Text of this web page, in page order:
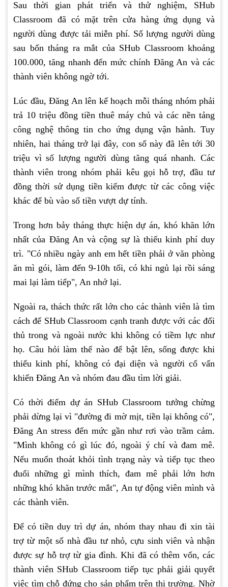
Sau thời gian phát triển và thử nghiệm, SHub
Classroom đã có mặt trên cửa hàng ứng dụng và
người dùng được tải miễn phí. Số lượng người dùng
sau bốn tháng ra mắt của SHub Classroom khoảng
100.000, tăng nhanh đến mức chính Đăng An và các
thành viên không ngờ tới.
Lúc đầu, Đăng An lên kế hoạch mỗi tháng nhóm phải
trả 10 triệu đồng tiền thuê máy chủ và các nền tảng
công nghệ thông tin cho ứng dụng vận hành. Tuy
nhiên, hai tháng trở lại đây, con số này đã lên tới 30
triệu vì số lượng người dùng tăng quá nhanh. Các
thành viên trong nhóm phải kêu gọi hỗ trợ, đầu tư
đồng thời sử dụng tiền kiếm được từ các công việc
khác để bù vào số tiền vượt dự tính.
Trong hơn bảy tháng thực hiện dự án, khó khăn lớn
nhất của Đăng An và cộng sự là thiếu kinh phí duy
trì. "Có nhiều ngày anh em hết tiền phải ở văn phòng
ăn mì gói, làm đến 9-10h tối, có khi ngủ lại rồi sáng
mai lại làm tiếp", An nhớ lại.
Ngoài ra, thách thức rất lớn cho các thành viên là tìm
cách để SHub Classroom cạnh tranh được với các đối
thủ trong và ngoài nước khi không có tiềm lực như
họ. Câu hỏi làm thế nào để bật lên, sống được khi
thiếu kinh phí, không có đại diện và người cố vấn
khiến Đăng An và nhóm đau đầu tìm lời giải.
Có thời điểm dự án SHub Classroom tưởng chừng
phải dừng lại vì "đường đi mờ mịt, tiền lại không có",
Đăng An stress đến mức gần như rơi vào trầm cảm.
"Mình không có gì lúc đó, ngoài ý chí và đam mê.
Nếu muốn thoát khỏi tình trạng này và tiếp tục theo
đuổi những gì mình thích, đam mê phải lớn hơn
những khó khăn trước mắt", An tự động viên mình và
các thành viên.
Để có tiền duy trì dự án, nhóm thay nhau đi xin tài
trợ từ một số nhà đầu tư nhỏ, cựu sinh viên và nhận
được sự hỗ trợ từ gia đình. Khi đã có thêm vốn, các
thành viên SHub Classroom tiếp tục phải giải quyết
việc tìm chỗ đứng cho sản phẩm trên thị trường. Nhờ